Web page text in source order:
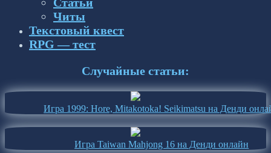
Читы
Текстовый квест
RPG — тест
Случайные статьи:
Игра 1999: Hore, Mitakotoka! Seikimatsu на Денди
Игра Taiwan Mahjong 16 на Денди онлайн